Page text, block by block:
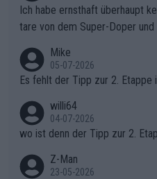
Ich habe ernsthaft überhaupt
tare von dem Super-Doper
r die gehört nicht in dieses
Mike
05-07-2026
Es fehlt der Tipp zur 2. Etappe
willi64
04-07-2026
wo ist denn der Tipp zur 2.
Z-Man
23-05-2026